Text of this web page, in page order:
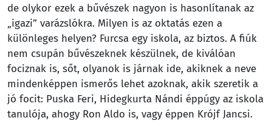
de olykor ezek a bűvészek nagyon is hasonlítanak az
„igazi” varázslókra. Milyen is az oktatás ezen a
különleges helyen? Furcsa egy iskola, az biztos. A fiúk
nem csupán bűvészeknek készülnek, de kiválóan
fociznak is, sőt, olyanok is járnak ide, akiknek a neve
mindenképpen ismerős lehet azoknak, akik szeretik a
jó focit: Puska Feri, Hidegkurta Nándi éppúgy az iskola
tanulója, ahogy Ron Aldo is, vagy éppen Krójf Jancsi.